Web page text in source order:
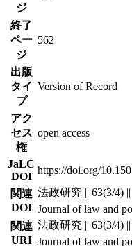
ジ
終了
ペー
ジ
562
出版
タイ
プ
Version of Record
アク
セス
権
open access
JaLC
DOI
https://doi.org/
関連
DOI
法政研究 || 63(3/4)
Journal of law and
関連
URI
法政研究 || 63(3/4)
Journal of law and